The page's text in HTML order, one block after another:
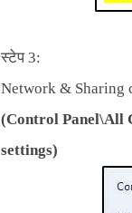
स्टेप 3:
Network & Sharing
(Control Panel\All
settings)